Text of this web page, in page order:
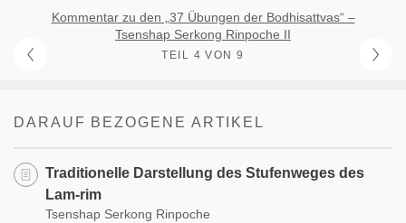
Kommentar zu den „37 Übungen der Bodhisattvas“ –
Tsenshap Serkong Rinpoche II
TEIL 4 VON 9
DARAUF BEZOGENE ARTIKEL
Traditionelle Darstellung des Stufenweges des
Lam-rim
Tsenshap Serkong Rinpoche